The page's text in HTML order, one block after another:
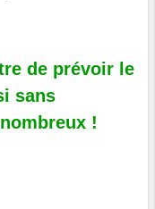
de prévoir le
sans
!